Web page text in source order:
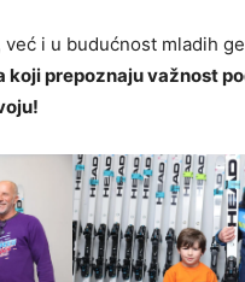
i u budućnost mladih
prepoznaju važnost